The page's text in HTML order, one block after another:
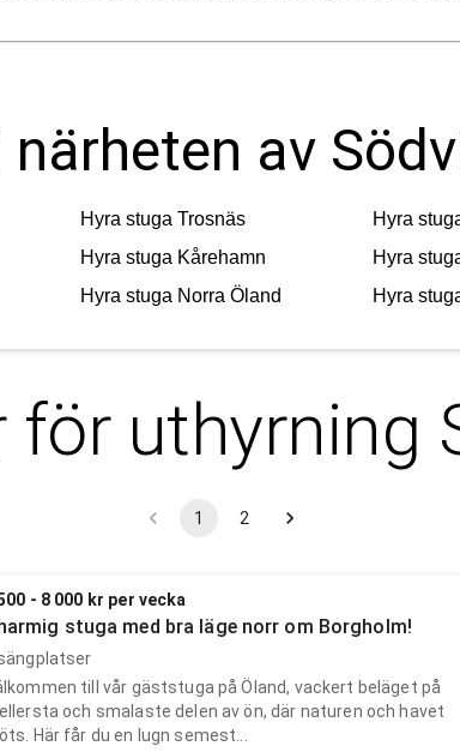
av
Hyra stuga Trosnäs Hyra
Hyra stuga Kårehamn Hyra
Hyra stuga Norra Öland Hyra
för uthyrning
1 2
- 8 000 kr per vecka
stuga med bra läge norr om Borgholm!
till vår gäststuga på Öland, vackert beläget på
och smalaste delen av ön, där naturen och havet
Här får du en lugn semest...